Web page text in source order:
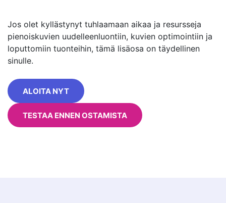
Jos olet kyllästynyt tuhlaamaan aikaa ja resursseja
pienoiskuvien uudelleenluontiin, kuvien optimointiin ja
loputtomiin tuonteihin, tämä lisäosa on täydellinen
sinulle.
ALOITA NYT
TESTAA ENNEN OSTAMISTA